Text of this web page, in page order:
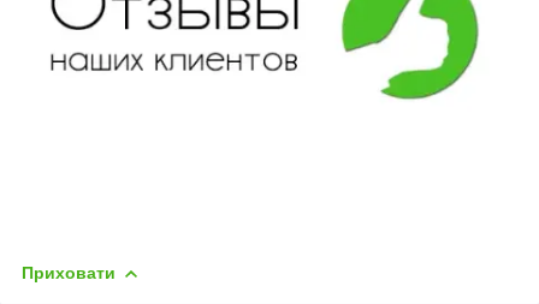
Приховати